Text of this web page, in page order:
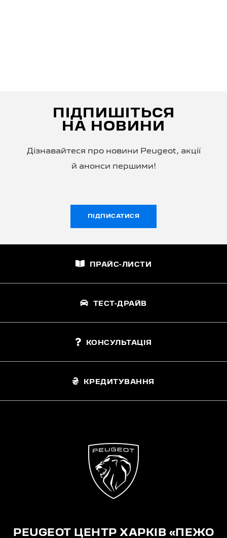
ПІДПИШІТЬСЯ
НА НОВИНИ
Дізнавайтеся про новини Peugeot, акції
й анонси першими!
ПІДПИСАТИСЯ
ПРАЙС-ЛИСТИ
ТЕСТ-ДРАЙВ
КОНСУЛЬТАЦІЯ
КРЕДИТУВАННЯ
PEUGEOT ЦЕНТР ХАРКІВ «ПЕЖО